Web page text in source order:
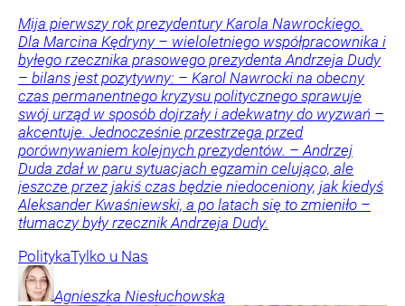
Mija pierwszy rok prezydentury Karola Nawrockiego.
Dla Marcina Kędryny – wieloletniego współpracownika i
byłego rzecznika prasowego prezydenta Andrzeja Dudy
– bilans jest pozytywny: – Karol Nawrocki na obecny
czas permanentnego kryzysu politycznego sprawuje
swój urząd w sposób dojrzały i adekwatny do wyzwań –
akcentuje. Jednocześnie przestrzega przed
porównywaniem kolejnych prezydentów. – Andrzej
Duda zdał w paru sytuacjach egzamin celująco, ale
jeszcze przez jakiś czas będzie niedoceniony, jak kiedyś
Aleksander Kwaśniewski, a po latach się to zmieniło –
tłumaczy były rzecznik Andrzeja Dudy.
PolitykaTylko u Nas
Agnieszka Niesłuchowska